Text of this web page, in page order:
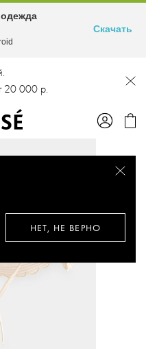
20 000 р.
НЕТ, НЕ ВЕРНО
Скачать